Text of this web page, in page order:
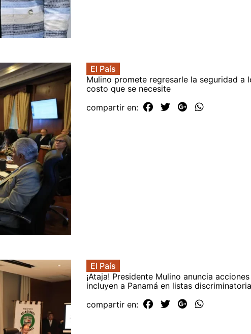
El País
Mulino promete regresarle la seguridad a
costo que se necesite
compartir en:
El País
¡Ataja! Presidente Mulino anuncia
incluyen a Panamá en listas
compartir en: